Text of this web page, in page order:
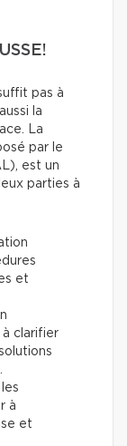
pas à
la
La
par le
est un
parties à
et
clarifier
à
et